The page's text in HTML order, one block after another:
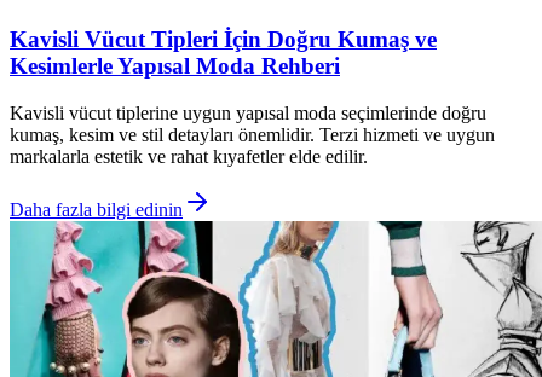
Kavisli Vücut Tipleri İçin Doğru Kumaş ve
Kesimlerle Yapısal Moda Rehberi
Kavisli vücut tiplerine uygun yapısal moda seçimlerinde doğru
kumaş, kesim ve stil detayları önemlidir. Terzi hizmeti ve uygun
markalarla estetik ve rahat kıyafetler elde edilir.
Daha fazla bilgi edinin